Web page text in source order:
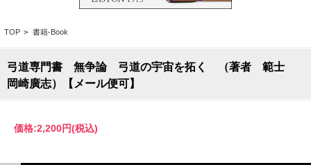
TOP > 書籍-Book
弓道専門書 無争論 弓道の宇宙を拓く （著者 範士
岡崎廣志）【メール便可】
価格:2,200円(税込)